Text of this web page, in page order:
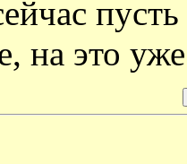
на это